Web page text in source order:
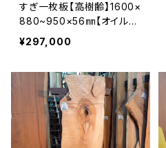
すぎ一枚板【高樹齢】1600×
880~950×56㎜【オイル塗
装 仕上げ済み】
¥297,000